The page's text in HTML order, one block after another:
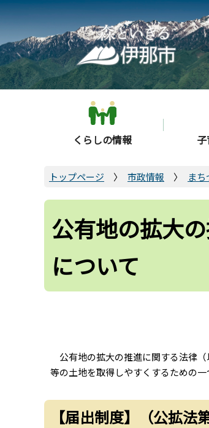
こ
の
ペ
ー
ジ
の
くらしの情報
トップページ 市政情報 まち
公有地の拡大
について
公有地の拡大の推進に関する法律
等の土地を取得しやすくするための
【届出制度】（公拡法